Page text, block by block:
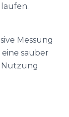
Messung
sauber
Nutzung